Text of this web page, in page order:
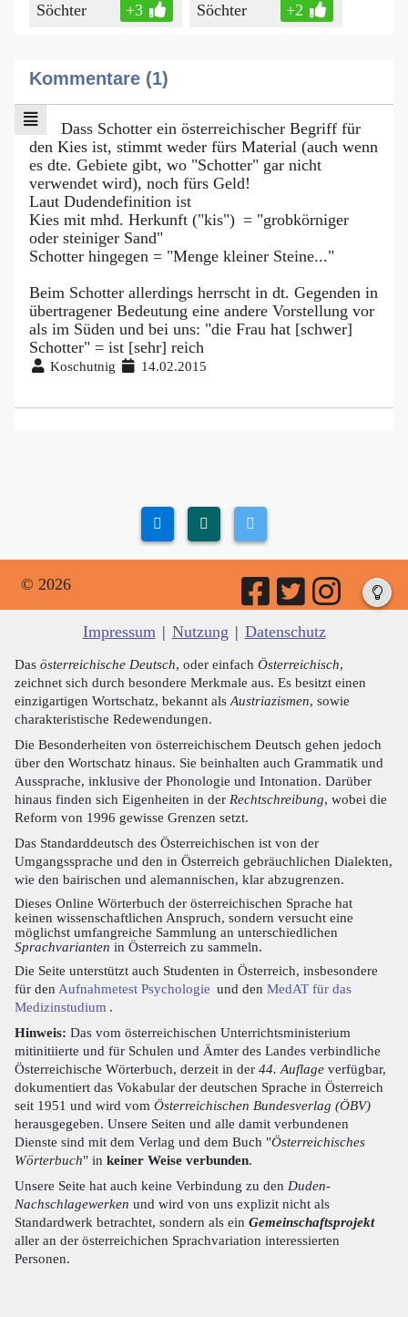
Söchter +3 Söchter +2
Kommentare (1)
Dass Schotter ein österreichischer Begriff für
den Kies ist, stimmt weder fürs Material (auch wenn
es dte. Gebiete gibt, wo "Schotter" gar nicht
verwendet wird), noch fürs Geld!
Laut Dudendefinition ist
Kies mit mhd. Herkunft ("kis") = "grobkörniger
oder steiniger Sand"
Schotter hingegen = "Menge kleiner Steine..."
Beim Schotter allerdings herrscht in dt. Gegenden in
übertragener Bedeutung eine andere Vorstellung vor
als im Süden und bei uns: "die Frau hat [schwer]
Schotter" = ist [sehr] reich
Koschutnig 14.02.2015
© 2026
Impressum | Nutzung | Datenschutz
Das österreichische Deutsch, oder einfach Österreichisch,
zeichnet sich durch besondere Merkmale aus. Es besitzt einen
einzigartigen Wortschatz, bekannt als Austriazismen, sowie
charakteristische Redewendungen.
Die Besonderheiten von österreichischem Deutsch gehen jedoch
über den Wortschatz hinaus. Sie beinhalten auch Grammatik und
Aussprache, inklusive der Phonologie und Intonation. Darüber
hinaus finden sich Eigenheiten in der Rechtschreibung, wobei die
Reform von 1996 gewisse Grenzen setzt.
Das Standarddeutsch des Österreichischen ist von der
Umgangssprache und den in Österreich gebräuchlichen Dialekten,
wie den bairischen und alemannischen, klar abzugrenzen.
Dieses Online Wörterbuch der österreichischen Sprache hat
keinen wissenschaftlichen Anspruch, sondern versucht eine
möglichst umfangreiche Sammlung an unterschiedlichen
Sprachvarianten in Österreich zu sammeln.
Die Seite unterstützt auch Studenten in Österreich, insbesondere
für den Aufnahmetest Psychologie und den MedAT für das
Medizinstudium .
Hinweis: Das vom österreichischen Unterrichtsministerium
mitinitiierte und für Schulen und Ämter des Landes verbindliche
Österreichische Wörterbuch, derzeit in der 44. Auflage verfügbar,
dokumentiert das Vokabular der deutschen Sprache in Österreich
seit 1951 und wird vom Österreichischen Bundesverlag (ÖBV)
herausgegeben. Unsere Seiten und alle damit verbundenen
Dienste sind mit dem Verlag und dem Buch "Österreichisches
Wörterbuch" in keiner Weise verbunden.
Unsere Seite hat auch keine Verbindung zu den Duden-
Nachschlagewerken und wird von uns explizit nicht als
Standardwerk betrachtet, sondern als ein Gemeinschaftsprojekt
aller an der österreichichen Sprachvariation interessierten
Personen.